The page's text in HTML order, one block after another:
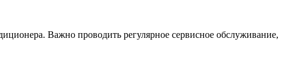
Важно проводить регулярное сервисное обслуживание,